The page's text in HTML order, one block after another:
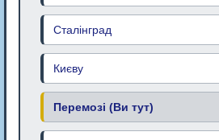
Сталінград
Києву
Перемозі (Ви тут)